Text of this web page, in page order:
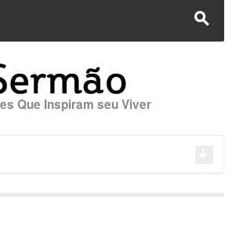
s
Que Inspiram seu Viver